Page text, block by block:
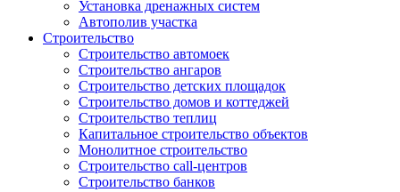
Установка дренажных систем
Автополив участка
Строительство
Строительство автомоек
Строительство ангаров
Строительство детских площадок
Строительство домов и коттеджей
Строительство теплиц
Капитальное строительство объектов
Монолитное строительство
Строительство call-центров
Строительство банков